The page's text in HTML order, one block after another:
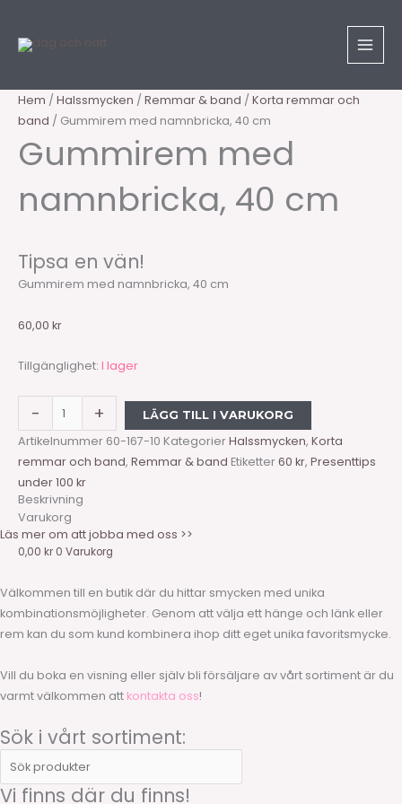
innehåll
Hem / Halssmycken / Remmar & band / Korta remmar och
band / Gummirem med namnbricka, 40 cm
Gummirem med
namnbricka, 40 cm
Tipsa en vän!
Gummirem med namnbricka, 40 cm
60,00 kr
Tillgänglighet: I lager
-
namnbricka,
cm
mängd
+ LÄGG TILL I VARUKORG
Artikelnummer 60-167-10 KategorierHalssmycken, Korta
remmar och band, Remmar & band Etiketter60 kr, Presenttips
under 100 kr
Beskrivning
Varukorg
Läs mer om att jobba med oss >>
0,00 kr 0 Varukorg
Välkommen till en butik där du hittar smycken med unika
kombinationsmöjligheter. Genom att välja ett hänge och länk eller
rem kan du som kund kombinera ihop ditt eget unika favoritsmycke.
Vill du boka en visning eller själv bli försäljare av vårt sortiment är du
varmt välkommen att kontakta oss!
Sök i vårt sortiment:
Vi finns där du finns!